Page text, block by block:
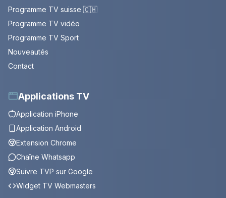
Programme TV suisse 🇨🇭
Programme TV vidéo
Programme TV Sport
Nouveautés
Contact
Applications TV
Application iPhone
Application Android
Extension Chrome
Chaîne Whatsapp
Suivre TVP sur Google
Widget TV Webmasters